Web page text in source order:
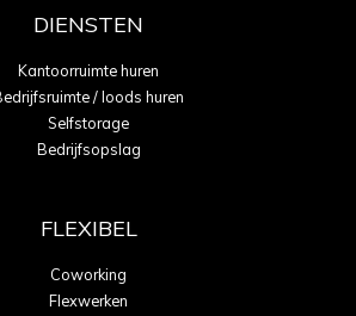
DIENSTEN
Kantoorruimte huren
/ loods huren
Selfstorage
Bedrijfsopslag
FLEXIBEL
Coworking
Flexwerken